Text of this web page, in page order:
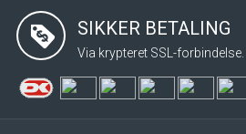
SIKKER BETALING
Via krypteret SSL-forbindelse.